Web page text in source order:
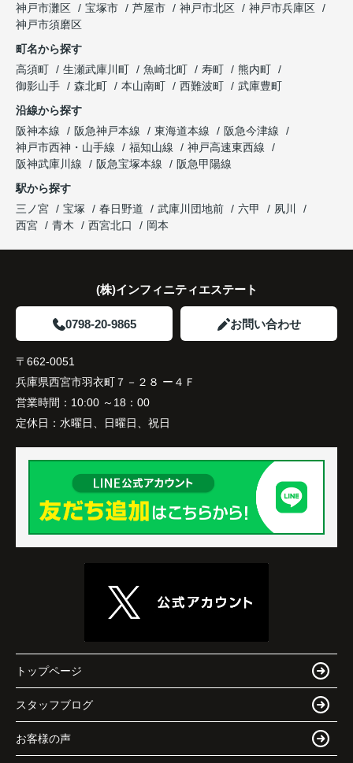
神戸市灘区
宝塚市 芦屋市 神戸市北区
神戸市兵庫区
神戸市須磨区
町名から探す
高須町
生瀬武庫川町 魚崎北町 寿町
熊内町
御影山手
森北町 本山南町 西難波町
武庫豊町
沿線から探す
阪神本線
阪急神戸本線 東海道本線
阪急今津線
神戸市西神・山手線
福知山線
神戸高速東西線
阪神武庫川線
阪急宝塚本線
阪急甲陽線
駅から探す
三ノ宮
宝塚 春日野道 武庫川団地前 六甲
夙川
西宮
青木 西宮北口 岡本
(株)インフィニティエステート
0798-20-9865 お問い合わせ
〒662-0051
兵庫県西宮市羽衣町７－２８ ー４Ｆ
営業時間： 10:00 ～18：00
定休日： 水曜日、日曜日、祝日
トップページ
スタッフブログ
お客様の声